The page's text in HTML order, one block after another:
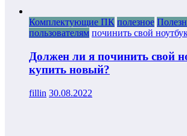
Комплектующие ПК полезное
пользователям починить свой
Должен ли я починить свой
купить новый?
fillin 30.08.2022